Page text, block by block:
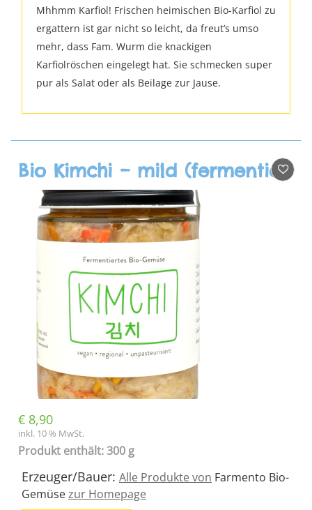
Mhhmm Karfiol! Frischen heimischen Bio-Karfiol zu
ergattern ist gar nicht so leicht, da freut’s umso
mehr, dass Fam. Wurm die knackigen
Karfiolröschen eingelegt hat. Sie schmecken super
pur als Salat oder als Beilage zur Jause.
Bio Kimchi – mild (fermentiert)
€ 8,90
inkl. 10 % MwSt.
Produkt enthält: 300 g
Erzeuger/Bauer: Alle Produkte von Farmento Bio-
Gemüsezur Homepage